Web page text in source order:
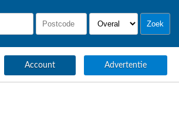
Account Advertentie